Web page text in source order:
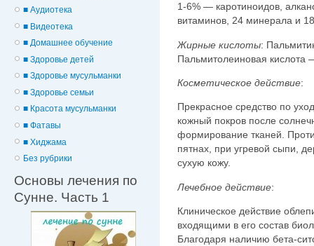
■ Аудиотека
■ Видеотека
■ Домашнее обучение
■ Здоровье детей
■ Здоровье мусульманки
■ Здоровье семьи
■ Красота мусульманки
■ Фатавы
■ Хиджама
Без рубрики
Основы лечения по
Сунне. Часть 1
1-6% — каротиноидов,
витаминов, 24 минерала и
Жирные кислоты:
Пальмитолеиновая кислота
Косметическое действие:
Прекрасное средство по
кожный покров после
формирование тканей.
пятнах, при угревой сыпи,
сухую кожу.
Лечебное действие:
Клиническое действие
входящими в его состав
Благодаря наличию бета-